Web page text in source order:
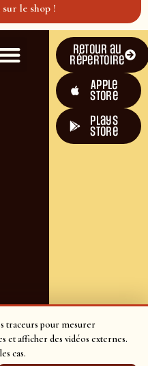
traceurs pour mesurer
et afficher des vidéos externes.
cas.
le shop !
Retour au
répertoire
Apple
Store
plays
store